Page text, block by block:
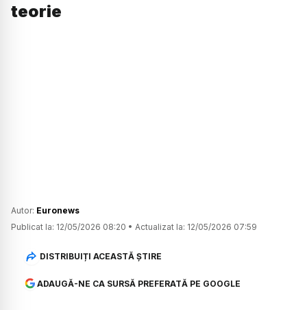
teorie
Autor: Euronews
Publicat la: 12/05/2026 08:20 • Actualizat la: 12/05/2026 07:59
DISTRIBUIȚI ACEASTĂ ȘTIRE
ADAUGĂ-NE CA SURSĂ PREFERATĂ PE GOOGLE